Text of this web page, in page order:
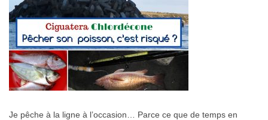
Je pêche à la ligne à l’occasion… Parce ce que de temps en